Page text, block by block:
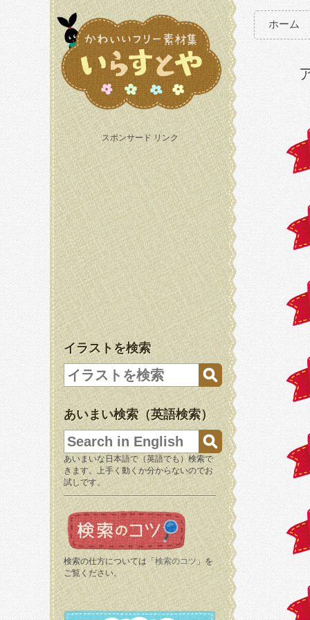
スポンサード リンク
イラストを検索
あいまい検索（英語検索）
あいまいな日本語で（英語でも）検索で
きます。上手く動くか分からないのでお
試しです。
検索の仕方については「 検索のコツ 」を
ご覧ください。
ホーム